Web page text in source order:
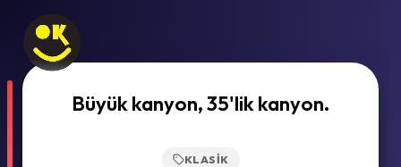
Büyük kanyon, 35'lik kanyon.
KLASIK